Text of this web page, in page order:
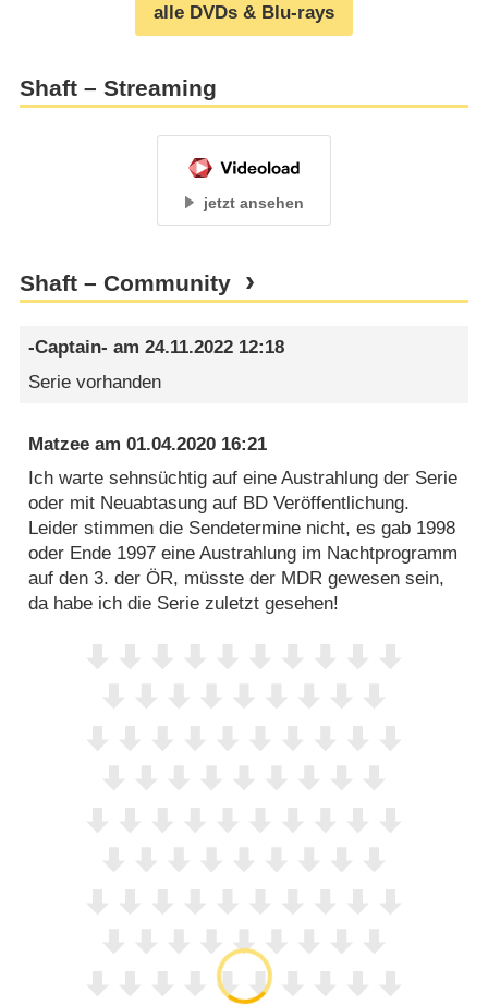
alle DVDs & Blu-rays
Shaft – Streaming
jetzt ansehen
Shaft – Community
-Captain- am24.11.2022 12:18
Serie vorhanden
Matzee am01.04.2020 16:21
Ich warte sehnsüchtig auf eine Austrahlung der Serie
oder mit Neuabtasung auf BD Veröffentlichung.
Leider stimmen die Sendetermine nicht, es gab 1998
oder Ende 1997 eine Austrahlung im Nachtprogramm
auf den 3. der ÖR, müsste der MDR gewesen sein,
da habe ich die Serie zuletzt gesehen!